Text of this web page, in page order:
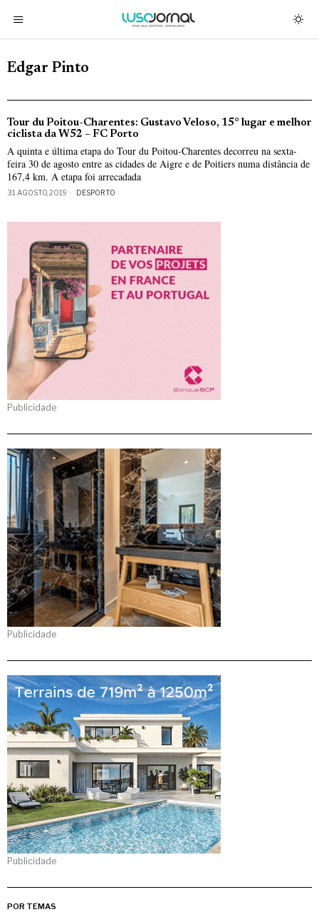
Edgar Pinto
Tour du Poitou-Charentes: Gustavo Veloso, 15° lugar e melhor
ciclista da W52 – FC Porto
A quinta e última etapa do Tour du Poitou-Charentes decorreu na sexta-
feira 30 de agosto entre as cidades de Aigre e de Poitiers numa distância de
167,4 km. A etapa foi arrecadada
31 AGOSTO, 2019 DESPORTO
Publicidade
Publicidade
Publicidade
POR TEMAS